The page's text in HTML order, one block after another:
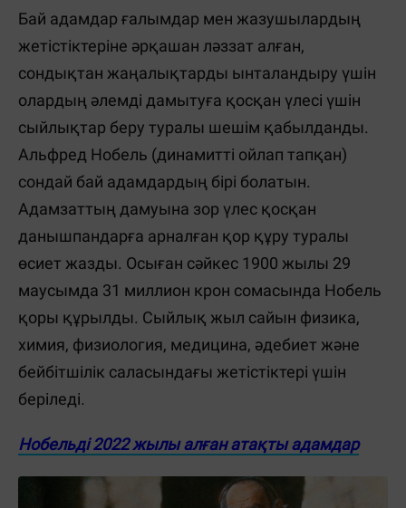
Бай адамдар ғалымдар мен жазушылардың
жетістіктеріне әрқашан ләззат алған,
сондықтан жаңалықтарды ынталандыру үшін
олардың әлемді дамытуға қосқан үлесі үшін
сыйлықтар беру туралы шешім қабылданды.
Альфред Нобель (динамитті ойлап тапқан)
сондай бай адамдардың бірі болатын.
Адамзаттың дамуына зор үлес қосқан
данышпандарға арналған қор құру туралы
өсиет жазды. Осыған сәйкес 1900 жылы 29
маусымда 31 миллион крон сомасында Нобель
қоры құрылды. Сыйлық жыл сайын физика,
химия, физиология, медицина, әдебиет және
бейбітшілік саласындағы жетістіктері үшін
беріледі.
Нобельді 2022 жылы алған атақты адамдар